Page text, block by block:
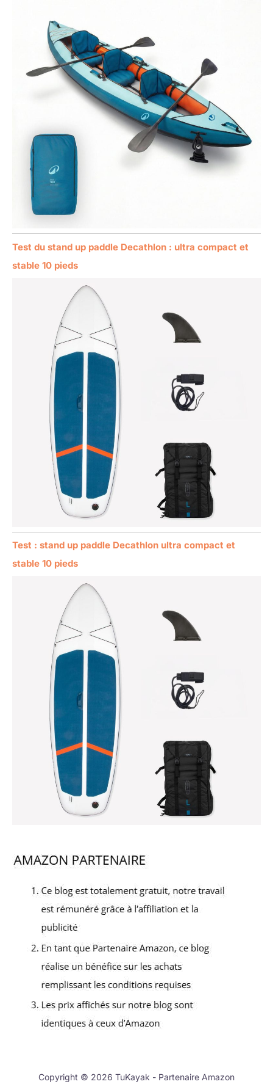
Test du stand up paddle Decathlon : ultra compact et
stable 10 pieds
Test : stand up paddle Decathlon ultra compact et
stable 10 pieds
Copyright © 2026 TuKayak - Partenaire Amazon